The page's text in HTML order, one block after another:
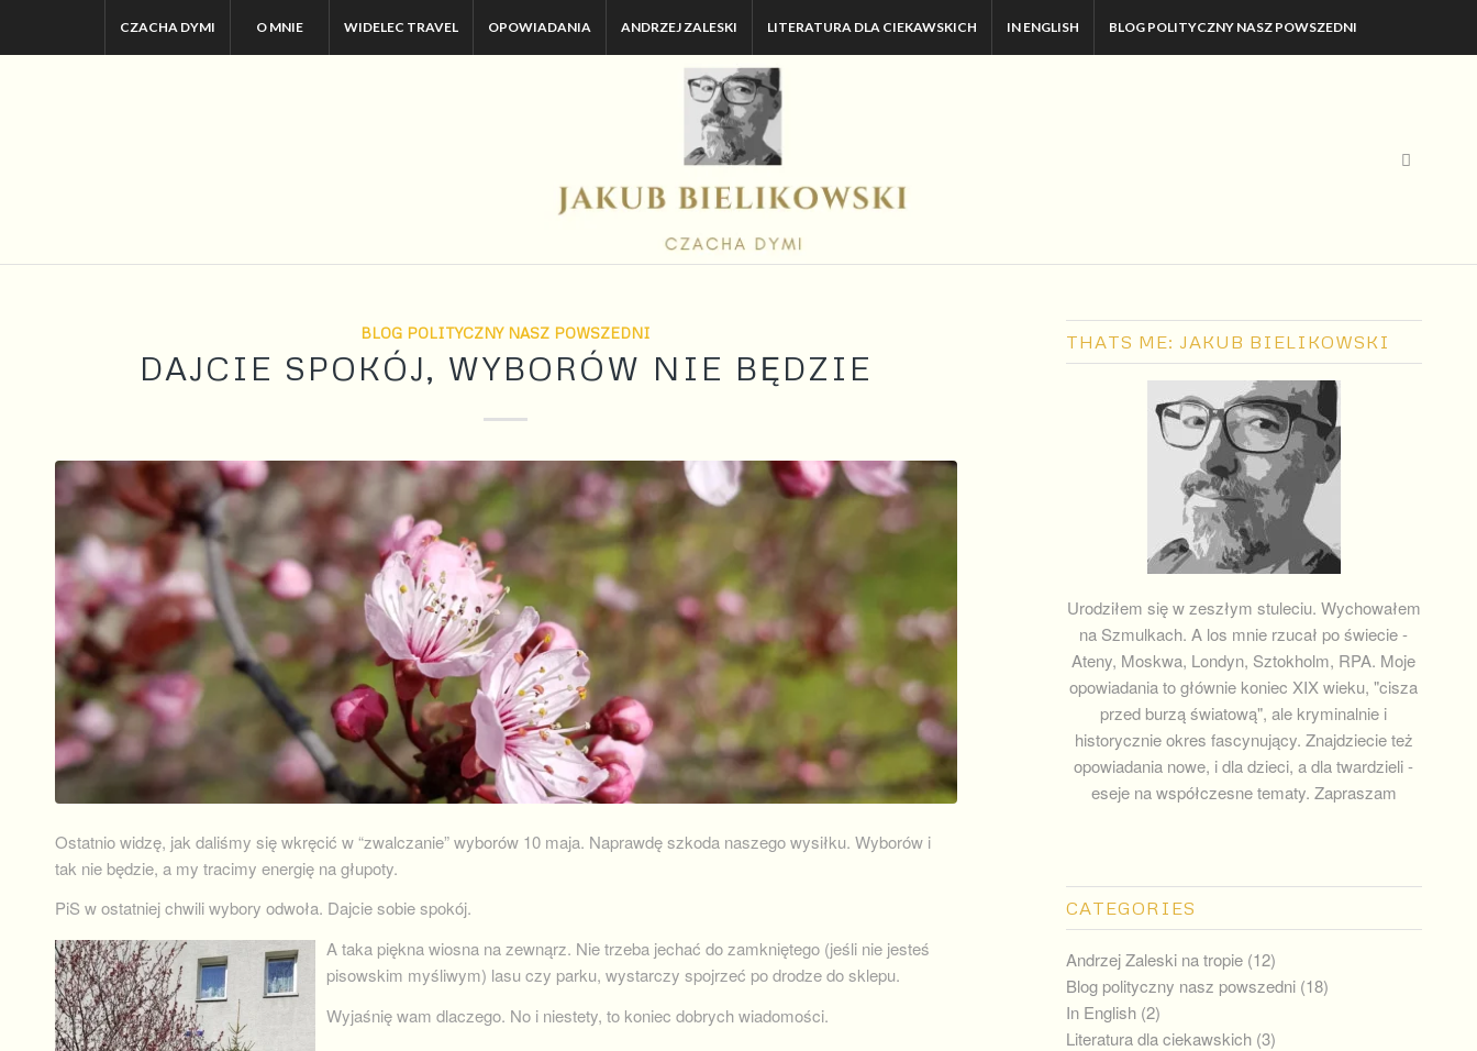
CZACHA DYMI O MNIE WIDELEC TRAVEL OPOWIADANIA ANDRZEJ ZALESKI LITERATURA DLA CIEKAWSKICH IN ENGLISH BLOG POLITYCZNY NASZ POWSZEDNI
BLOG POLITYCZNY NASZ POWSZEDNI
DAJCIE SPOKÓJ, WYBORÓW NIE BĘDZIE
Ostatnio widzę, jak daliśmy się wkręcić w “zwalczanie” wyborów 10 maja. Naprawdę szkoda naszego wysiłku. Wyborów i
tak nie będzie, a my tracimy energię na głupoty.
PiS w ostatniej chwili wybory odwoła. Dajcie sobie spokój.
A taka piękna wiosna na zewnąrz. Nie trzeba jechać do zamkniętego (jeśli nie jesteś
pisowskim myśliwym) lasu czy parku, wystarczy spojrzeć po drodze do sklepu.
Wyjaśnię wam dlaczego. No i niestety, to koniec dobrych wiadomości.
THATS ME: JAKUB BIELIKOWSKI
Urodziłem się w zeszłym stuleciu. Wychowałem
na Szmulkach. A los mnie rzucał po świecie -
Ateny, Moskwa, Londyn, Sztokholm, RPA. Moje
opowiadania to głównie koniec XIX wieku, "cisza
przed burzą światową", ale kryminalnie i
historycznie okres fascynujący. Znajdziecie też
opowiadania nowe, i dla dzieci, a dla twardzieli -
eseje na współczesne tematy. Zapraszam
CATEGORIES
Andrzej Zaleski na tropie(12)
Blog polityczny nasz powszedni(18)
In English(2)
Literatura dla ciekawskich(3)